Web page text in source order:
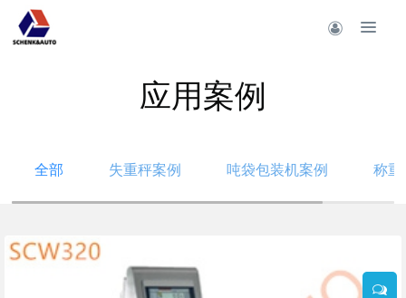
应用案例
全部 失重秤案例 吨袋包装机案例 称